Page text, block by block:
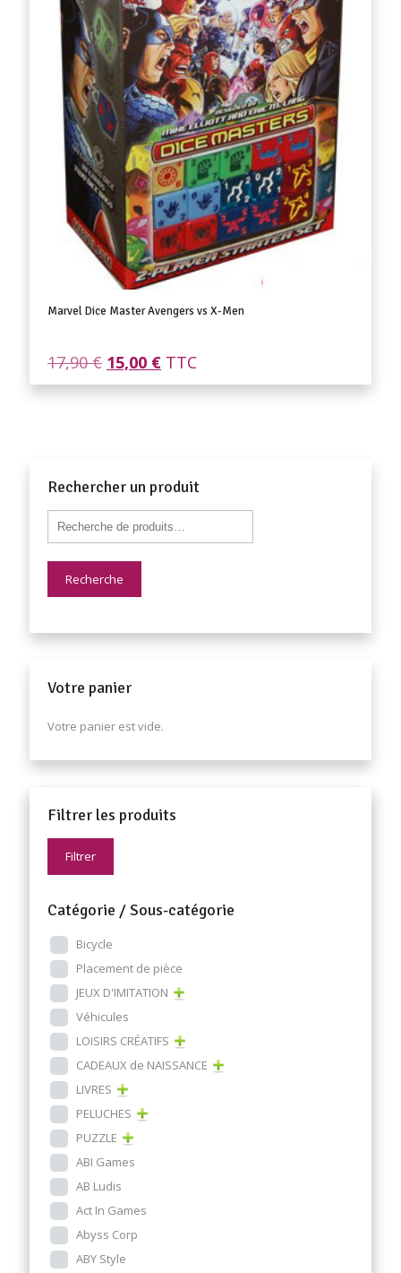
Marvel Dice Master Avengers vs X-Men
17,90€ Le
initial
15,00 €Le
actuel
TTC
Rechercher un produit
Recherche
Votre panier
Votre panier est vide.
Filtrer les produits
Filtrer
Catégorie / Sous-catégorie
Bicycle
Placement de pièce
JEUX D'IMITATION
Véhicules
LOISIRS CRÉATIFS
CADEAUX de NAISSANCE
LIVRES
PELUCHES
PUZZLE
ABI Games
AB Ludis
Act In Games
Abyss Corp
ABY Style